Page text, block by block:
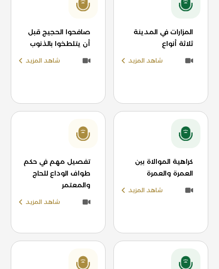
المزارات في المدينة
ثلاثة أنواع
شاهد المزيد
صافحوا الحجيج قبل
أن يتلطخوا بالذنوب
شاهد المزيد
كراهية الموالاة بين
العمرة والعمرة
شاهد المزيد
تفصيل مهم في حكم
طواف الوداع للحاج
والمعتمر
شاهد المزيد